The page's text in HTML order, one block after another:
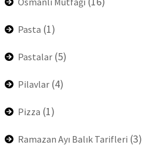
Pasta (1)
Pastalar (5)
Pilavlar (4)
Pizza (1)
Ramazan Ayı Balık Tarifleri (3)